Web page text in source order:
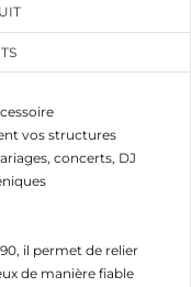
vos structures
concerts, DJ
il permet de relier
de manière fiable